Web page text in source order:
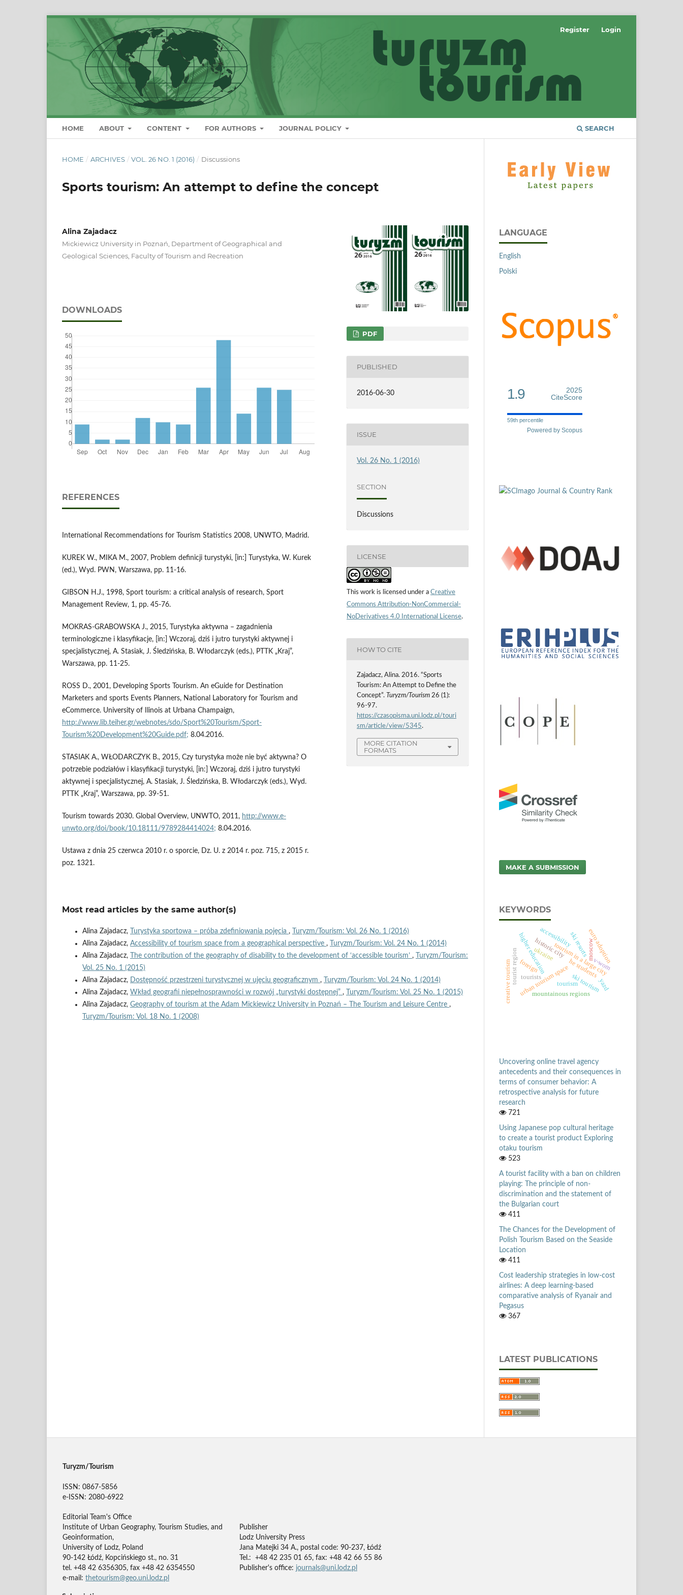
HOME ABOUT CONTENT FOR AUTHORS JOURNAL POLICY SEARCH
Register Login
HOME / ARCHIVES / VOL. 26 NO. 1 (2016) / Discussions
Sports tourism: An attempt to define the concept
Alina Zajadacz
Mickiewicz University in Poznań, Department of Geographical and
Geological Sciences, Faculty of Tourism and Recreation
DOWNLOADS
REFERENCES
International Recommendations for Tourism Statistics 2008, UNWTO, Madrid.
KUREK W., MIKA M., 2007, Problem definicji turystyki, [in:] Turystyka, W. Kurek
(ed.), Wyd. PWN, Warszawa, pp. 11-16.
GIBSON H.J., 1998, Sport tourism: a critical analysis of research, Sport
Management Review, 1, pp. 45-76.
MOKRAS-GRABOWSKA J., 2015, Turystyka aktywna – zagadnienia
terminologiczne i klasyfikacje, [in:] Wczoraj, dziś i jutro turystyki aktywnej i
specjalistycznej, A. Stasiak, J. Śledzińska, B. Włodarczyk (eds.), PTTK „Kraj”,
Warszawa, pp. 11-25.
ROSS D., 2001, Developing Sports Tourism. An eGuide for Destination
Marketers and sports Events Planners, National Laboratory for Tourism and
eCommerce. University of Ilinois at Urbana Champaign,
http://www.lib.teiher.gr/webnotes/sdo/Sport%20Tourism/Sport-
Tourism%20Development%20Guide.pdf; 8.04.2016.
STASIAK A., WŁODARCZYK B., 2015, Czy turystyka może nie być aktywna? O
potrzebie podziałów i klasyfikacji turystyki, [in:] Wczoraj, dziś i jutro turystyki
aktywnej i specjalistycznej, A. Stasiak, J. Śledzińska, B. Włodarczyk (eds.), Wyd.
PTTK „Kraj”, Warszawa, pp. 39-51.
Tourism towards 2030. Global Overview, UNWTO, 2011, http://www.e-
unwto.org/doi/book/10.18111/9789284414024; 8.04.2016.
Ustawa z dnia 25 czerwca 2010 r. o sporcie, Dz. U. z 2014 r. poz. 715, z 2015 r.
poz. 1321.
PDF
PUBLISHED
2016-06-30
ISSUE
Vol. 26 No. 1 (2016)
SECTION
Discussions
LICENSE
This work is licensed under a Creative
Commons Attribution-NonCommercial-
NoDerivatives 4.0 International License.
HOW TO CITE
Zajadacz, Alina. 2016. “Sports
Tourism: An Attempt to Define the
Concept”. Turyzm/Tourism 26 (1):
96-97.
https://czasopisma.uni.lodz.pl/touri
sm/article/view/5345.
MORE CITATION
FORMATS
Most read articles by the same author(s)
Alina Zajadacz, Turystyka sportowa – próba zdefiniowania pojęcia ,
Turyzm/Tourism: Vol. 26 No. 1 (2016)
Alina Zajadacz, Accessibility of tourism space from a geographical perspective ,
Turyzm/Tourism: Vol. 24 No. 1 (2014)
Alina Zajadacz,
The contribution of the geography of disability to the development of ‘accessible tourism’ ,
Turyzm/Tourism:
Vol. 25 No. 1 (2015)
Alina Zajadacz, Dostępność przestrzeni turystycznej w ujęciu geograficznym ,
Turyzm/Tourism: Vol. 24 No. 1 (2014)
Alina Zajadacz, Wkład geografii niepełnosprawności w rozwój „turystyki dostępnej” ,
Turyzm/Tourism: Vol. 25 No. 1 (2015)
Alina Zajadacz, Geography of tourism at the Adam Mickiewicz University in Poznań – The Tourism and Leisure Centre ,
Turyzm/Tourism: Vol. 18 No. 1 (2008)
LANGUAGE
English
Polski
1.9
2025
CiteScore
59th percentile
Powered by Scopus
MAKE A SUBMISSION
KEYWORDS
tourism
higher education he students
foreign
ukraine
urban tourism space
tourism in a large city
moscow
tourist region
ski resorts
ski tourism
mountainous regions
tourists
historic city
yazd
creative tourism
accessibility
v-wom
euro adoption
Uncovering online travel agency
antecedents and their consequences in
terms of consumer behavior: A
retrospective analysis for future
research
721
Using Japanese pop cultural heritage
to create a tourist product Exploring
otaku tourism
523
A tourist facility with a ban on children
playing: The principle of non-
discrimination and the statement of
the Bulgarian court
411
The Chances for the Development of
Polish Tourism Based on the Seaside
Location
411
Cost leadership strategies in low-cost
airlines: A deep learning-based
comparative analysis of Ryanair and
Pegasus
367
LATEST PUBLICATIONS
Turyzm/Tourism
ISSN: 0867-5856
e-ISSN: 2080-6922
Editorial Team's Office
Institute of Urban Geography, Tourism Studies, and
Geoinformation,
University of Lodz, Poland
90-142 Łódź, Kopcińskiego st., no. 31
tel. +48 42 6356305, fax +48 42 6354550
e-mail: thetourism@geo.uni.lodz.pl
Publisher
Lodz University Press
Jana Matejki 34 A., postal code: 90-237, Łódź
Tel.: +48 42 235 01 65, fax: +48 42 66 55 86
Publisher's office: journals@uni.lodz.pl